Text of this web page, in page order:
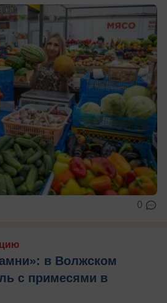
0
в Волжском
с примесями в